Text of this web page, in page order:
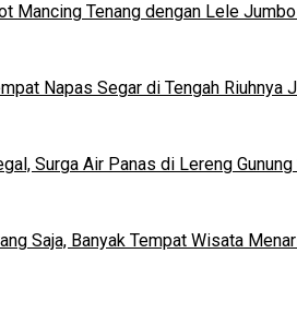
Mancing Tenang dengan Lele
Napas Segar di Tengah Riuhnya
Surga Air Panas di Lereng
Saja, Banyak Tempat Wisata